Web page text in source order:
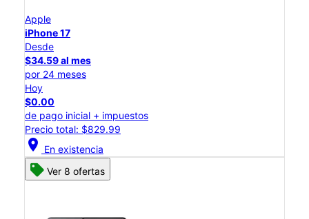
Apple
iPhone 17
Desde
$34.59 al mes
por 24 meses
Hoy
$0.00
de pago inicial + impuestos
Precio total: $829.99
location_on En existencia
Ver 8 ofertas